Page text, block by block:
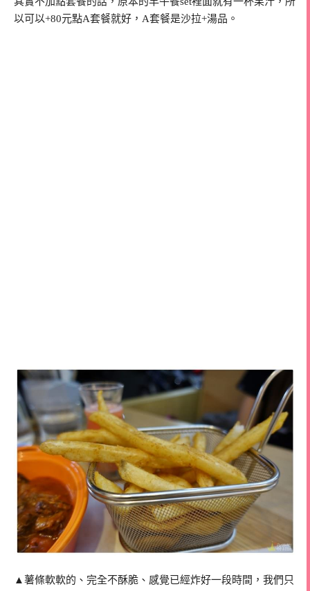
以可以+80元點A套餐就好，A套餐是沙拉+湯品。
▲薯條軟軟的、完全不酥脆、感覺已經炸好一段時間，我們只